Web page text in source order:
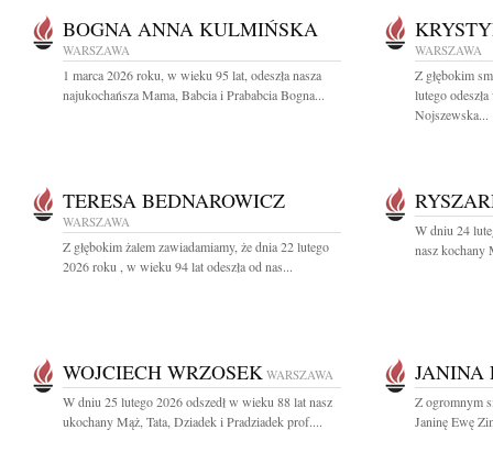
BOGNA ANNA KULMIŃSKA
WARSZAWA
1 marca 2026 roku, w wieku 95 lat, odeszła nasza
najukochańsza Mama, Babcia i Prababcia Bogna...
WARSZAWA
Z głębokim
lutego
Nojszewska...
TERESA BEDNAROWICZ
WARSZAWA
Z głębokim żalem zawiadamiamy, że dnia 22 lutego
2026 roku , w wieku 94 lat odeszła od nas...
W dniu 24
nasz kochany
WOJCIECH WRZOSEK WARSZAWA
W dniu 25 lutego 2026 odszedł w wieku 88 lat nasz
ukochany Mąż, Tata, Dziadek i Pradziadek prof....
JANINA
Z ogromnym
Janinę Ewę